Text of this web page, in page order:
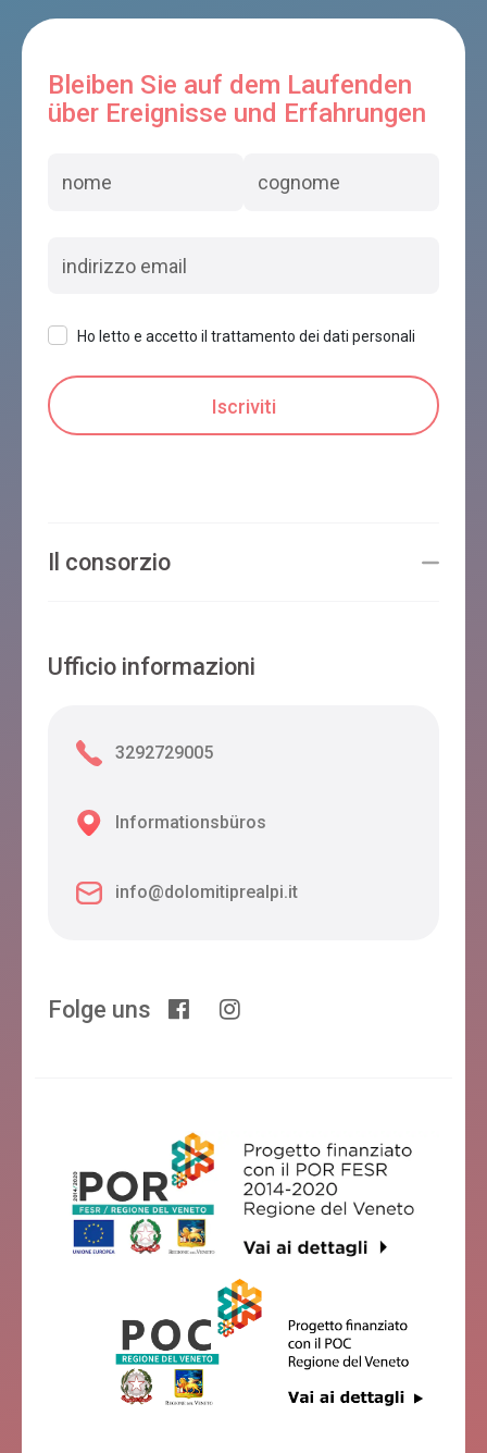
Bleiben Sie auf dem Laufenden
über Ereignisse und Erfahrungen
Ho letto e accetto il trattamento dei dati personali
Il consorzio
Ufficio informazioni
3292729005
Informationsbüros
info@dolomitiprealpi.it
Folge uns